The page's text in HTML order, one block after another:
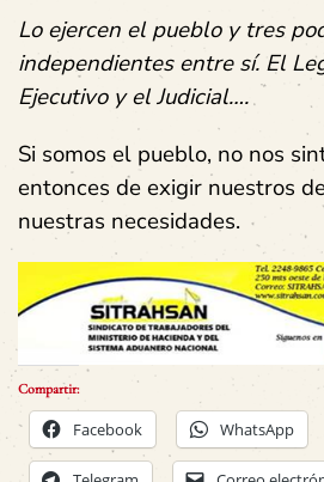
Lo ejercen el pueblo y tres
independientes entre sí. El
Ejecutivo y el Judicial….
Si somos el pueblo, no nos
entonces de exigir nuestros
nuestras necesidades.
Compartir:
Facebook WhatsApp